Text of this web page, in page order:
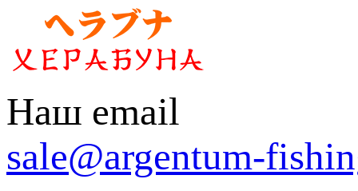
Наш email
sale@argentum-